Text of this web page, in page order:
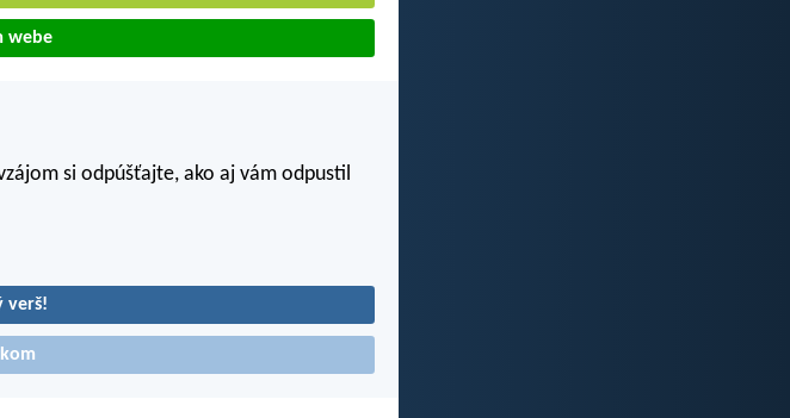
webe
si odpúšťajte, ako aj vám odpustil
verš!